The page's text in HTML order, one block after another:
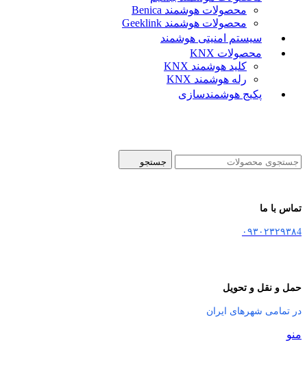
محصولات هوشمند Benica
محصولات هوشمند Geeklink
سیستم امنیتی هوشمند
محصولات KNX
کلید هوشمند KNX
رله هوشمند KNX
پکیج هوشمندسازی
جستجو
تماس با ما
۰۹۳۰۲۳۲۹۳۸4
حمل و نقل و تحویل
در تمامی شهرهای ایران
منو